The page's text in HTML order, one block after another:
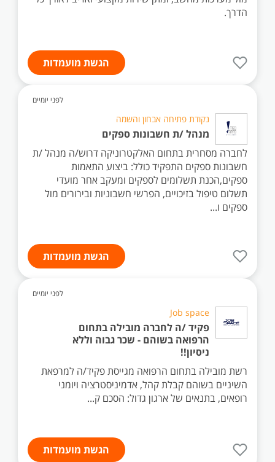
הדרך.
הגשת מועמדות
לפני יומיים
נקודת פתיחה אבחון והשמה
מנהל /ת חשבונות ספקים
לחברה מסחרית בתחום האלקטרוניקה דרוש/ה מנהל /ת
חשבונות ספקים התפקיד כולל: ביצוע התאמות
ספקים,הכנת תשלומים לספקים ומעקב אחר מועדי
תשלום טיפול בזיכויים, הפרשי חשבוניות ובירורים מול
ספקים ו...
הגשת מועמדות
לפני יומיים
Job space
פקיד /ה לחברה מובילה בתחום
הרפואה בשוהם - שכר גבוה וללא
ניסיון!!
רשת מובילה בתחום הרפואה מגייסת פקיד/ה למרפאת
השיניים בשוהם קבלת קהל, אדמיניסטרציה ויומני
רופאים, בתנאים של ארגון גדול: הסכם ק...
הגשת מועמדות